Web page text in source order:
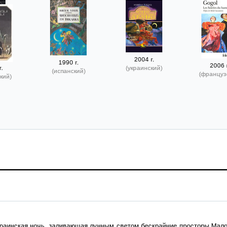
1990 г.
(испанский)
2004 г.
(украинский)
2006
ночь, заливающая лунным светом бескрайние просторы